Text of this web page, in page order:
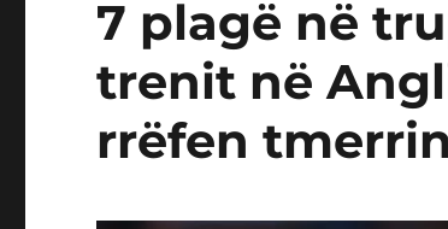
7 plagë në
trenit në
rrëfen tmerrin